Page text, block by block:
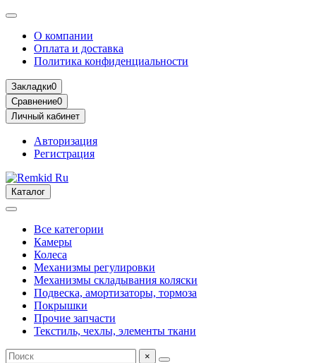
О компании
Оплата и доставка
Политика конфиденциальности
Закладки0
Сравнение0
Личный кабинет
Авторизация
Регистрация
Каталог
Все категории
Камеры
Колеса
Механизмы регулировки
Механизмы складывания коляски
Подвеска, амортизаторы, тормоза
Покрышки
Прочие запчасти
Текстиль, чехлы, элементы ткани
×